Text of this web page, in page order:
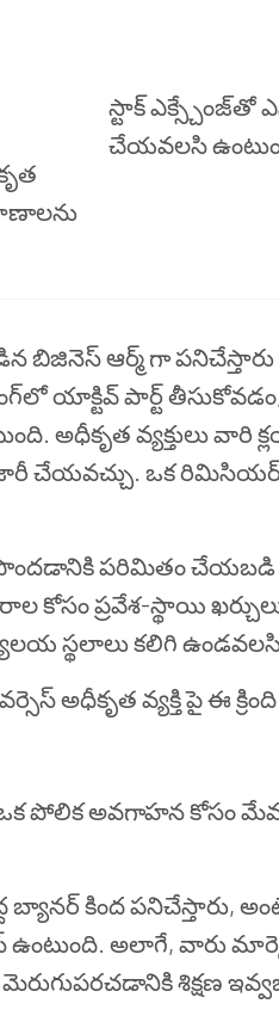
స్టాక్ ఎక్స్చేంజ్‌తో
చేయవలసి
బిజినెస్ ఆర్మ్ గా
యాక్టివ్ పార్ట్
అధీకృత వ్యక్తులు వారి
చేయవచ్చు. ఒక
పరిమితం చేయబడి
కోసం ప్రవేశ-స్థాయి
స్థలాలు కలిగి
అధీకృత వ్యక్తి పై ఈ
పోలిక అవగాహన కోసం
బ్యానర్ కింద పనిచేస్తారు,
అలాగే, వారు
శిక్షణ